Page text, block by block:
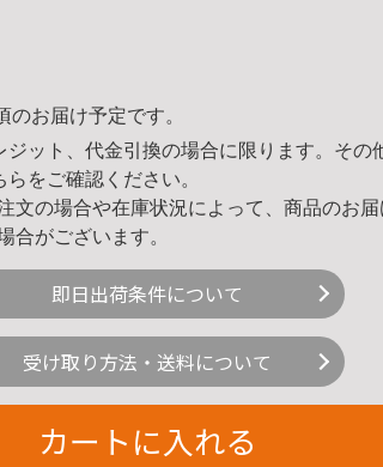
のお届け予定です。
ジット、代金引換の場合に限ります。その
ら をご確認ください。
文の場合や在庫状況によって、商品のお届
合がございます。
即日出荷条件について
受け取り方法・送料について
カートに入れる